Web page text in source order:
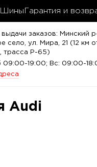
Гарантия и
выдачи заказов: Минский
село, ул. Мира, 21 (12 км
трасса P-65)
09:00-19:00; Вс: 09:00-
Audi